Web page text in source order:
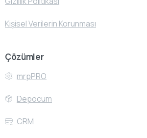
Kişisel Verilerin Korunması
Çözümler
mrpPRO
Depocum
CRM